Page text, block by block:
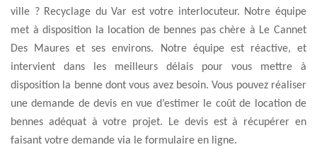
ville ? Recyclage du Var est votre interlocuteur. Notre équipe
met à disposition la location de bennes pas chère à Le Cannet
Des Maures et ses environs. Notre équipe est réactive, et
intervient dans les meilleurs délais pour vous mettre à
disposition la benne dont vous avez besoin. Vous pouvez réaliser
une demande de devis en vue d’estimer le coût de location de
bennes adéquat à votre projet. Le devis est à récupérer en
faisant votre demande via le formulaire en ligne.